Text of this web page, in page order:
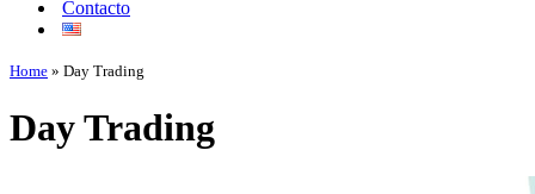
Contacto
Home » Day Trading
Day Trading